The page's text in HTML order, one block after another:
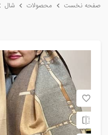
صفحه نخست محصولات شال